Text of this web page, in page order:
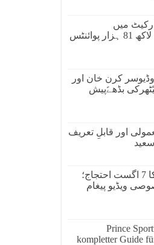
میں
تیزی،انڈیکس ایک لاکھ 81 ہزار پوائنٹس
کرن خان اور
بڈھےًپیش
اور قابلِ تعریف
جماعت اسلامی کا 7 اگست احتجاج؛
ویڈیو پیغام
Prince
kompletter Guide